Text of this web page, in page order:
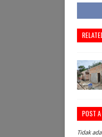
POST
Tidak